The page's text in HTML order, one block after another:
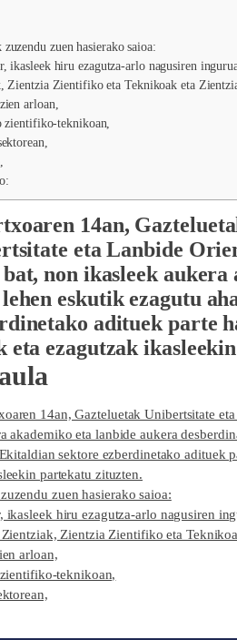
zuzendu zuen hasierako saioa:
ikasleek hiru ezagutza-arlo nagusiren
Zientzia Zientifiko eta Teknikoak eta
arloan,
zientifiko-teknikoan,
14an,
eta Lanbide
non ikasleek
eskutik ezagutu
adituek parte
eta ezagutzak
14an, Gazteluetak Unibertsitate
akademiko eta lanbide aukera
sektore ezberdinetako adituek
partekatu zituzten.
zuen hasierako saioa:
ikasleek hiru ezagutza-arlo nagusiren
Zientzia Zientifiko eta
arloan,
teknikoan,